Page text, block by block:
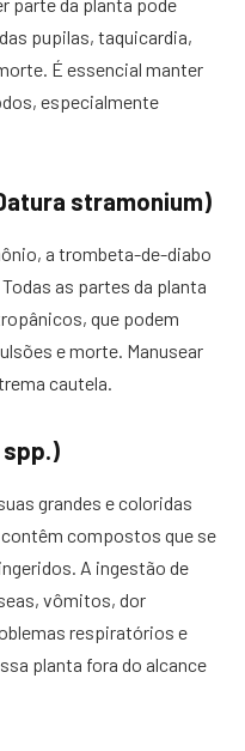
pupilas, taquicardia,
É essencial manter
especialmente
stramonium)
a trombeta-de-diabo
as partes da planta
que podem
e morte. Manusear
cautela.
grandes e coloridas
compostos que se
A ingestão de
vômitos, dor
respiratórios e
planta fora do alcance